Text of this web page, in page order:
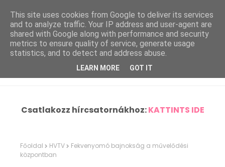
Csatlakozz hírcsatornákhoz:KATTINTS IDE
Főoldal HVTV
Fekvenyomó bajnokság a művelődési
központban
This site uses cookies from Google to deliver its services
and to analyze traffic. Your IP address and user-agent are
shared with Google along with performance and security
metrics to ensure quality of service, generate usage
statistics, and to detect and address abuse.
LEARN MORE GOT IT